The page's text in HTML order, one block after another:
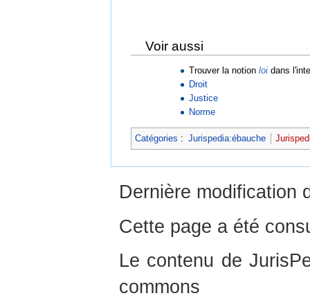
Voir aussi
Trouver la notionloi dans
Droit
Justice
Norme
Catégories : Jurispedia:ébauche
Dernière modification
Cette page a été
Le contenu de
commons